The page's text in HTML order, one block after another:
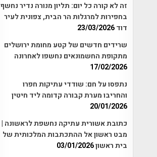
זה לא קורה כל יום: תליון מנורה נדיר נחשף
בחפירות למרגלות הר הבית, צפונית לעיר
דוד23/03/2026
שרידים חדשים של קטע מחומת ירושלים
מתקופת החשמונאים נחשפו לאחרונה
17/02/2026
נתפסו על חם: שודדי עתיקות חפרו
והחריבו מערת קבורה קדומה ליד חיטין
20/01/2026
כתובת אשורית עתיקה נחשפת לראשונה |
מבט ראשון אל ההתכתבות המלכותית של
בית ראשון03/01/2026